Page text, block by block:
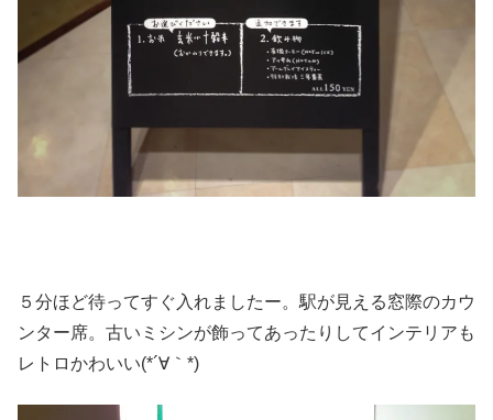
５分ほど待ってすぐ入れましたー。駅が見える窓際のカウ
ンター席。古いミシンが飾ってあったりしてインテリアも
レトロかわいい(*´∀｀*)